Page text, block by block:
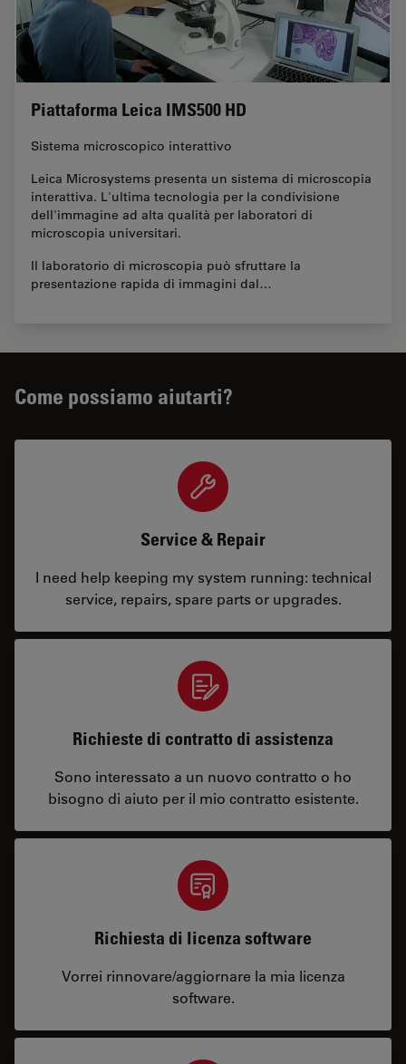
Piattaforma Leica IMS500 HD
Sistema microscopico interattivo
Leica Microsystems presenta un sistema di microscopia
interattiva. L'ultima tecnologia per la condivisione
dell'immagine ad alta qualità per laboratori di
microscopia universitari.
Il laboratorio di microscopia può sfruttare la
presentazione rapida di immagini dal…
Come possiamo aiutarti?
Service & Repair
I need help keeping my system running: technical
service, repairs, spare parts or upgrades.
Richieste di contratto di assistenza
Sono interessato a un nuovo contratto o ho
bisogno di aiuto per il mio contratto esistente.
Richiesta di licenza software
Vorrei rinnovare/aggiornare la mia licenza
software.